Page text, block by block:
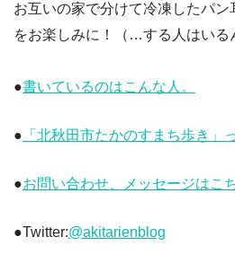
お互いの家で分けて冷凍したパ
をお楽しみに！（…する人はいる
●書いているのはこんな人。
● 「北秋田市たかのすまち歩き」
●お問い合わせ、メッセージはこ
●Twitter:@akitarienblog